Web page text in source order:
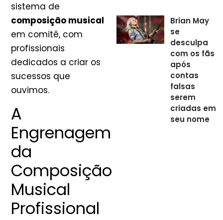
sistema de
composição musical
em comitê, com
profissionais
dedicados a criar os
sucessos que
ouvimos.
A
Engrenagem
da
Composição
Musical
Profissional
Brian May
se
desculpa
com os fãs
após
contas
falsas
serem
criadas em
seu nome